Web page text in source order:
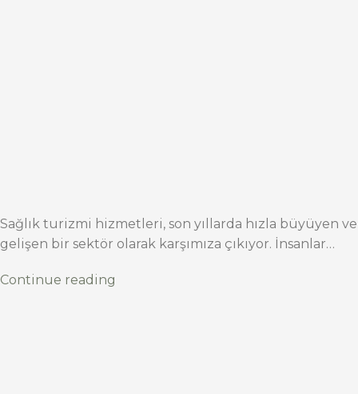
Sağlık turizmi hizmetleri, son yıllarda hızla büyüyen ve
gelişen bir sektör olarak karşımıza çıkıyor. İnsanlar…
Continue reading